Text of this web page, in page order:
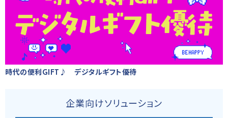
時代の便利GIFT♪ デジタルギフト優待
企業向けソリューション